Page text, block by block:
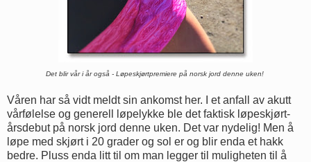
Det blir vår i år også - Løpeskjørtpremiere på norsk jord denne uken!
Våren har så vidt meldt sin ankomst her. I et anfall av akutt
vårfølelse og generell løpelykke ble det faktisk løpeskjørt-
årsdebut på norsk jord denne uken. Det var nydelig! Men å
løpe med skjørt i 20 grader og sol er og blir enda et hakk
bedre. Pluss enda litt til om man legger til muligheten til å